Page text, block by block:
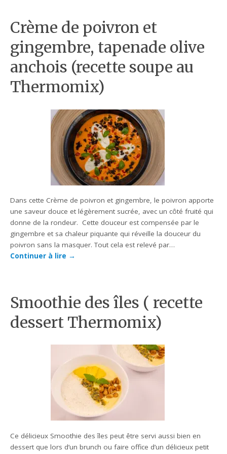
Crème de poivron et
gingembre, tapenade olive
anchois (recette soupe au
Thermomix)
Dans cette Crème de poivron et gingembre, le poivron apporte
une saveur douce et légèrement sucrée, avec un côté fruité qui
donne de la rondeur. Cette douceur est compensée par le
gingembre et sa chaleur piquante qui réveille la douceur du
poivron sans la masquer. Tout cela est relevé par…
Continuer à lire →
Smoothie des îles ( recette
dessert Thermomix)
Ce délicieux Smoothie des îles peut être servi aussi bien en
dessert que lors d’un brunch ou faire office d’un délicieux petit